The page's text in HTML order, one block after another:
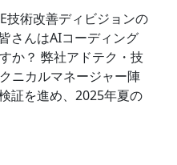
技術改善ディビジョンの
さんはAIコーディング
か？ 弊社アドテク・技
ニカルマネージャー陣
証を進め、2025年夏の